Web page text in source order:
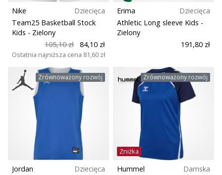
Nike
Dziecięca
Team25 Basketball Stock
Kids - Zielony
105,10 zł
84,10 zł
Ostatnia najniższa cena 81,60 zł
Erima
Dziecięca
Athletic Long sleeve Kids -
Zielony
191,80 zł
Zrównoważony rozwój
Jordan
Dziecięca
Zrównoważony rozwój
Zniżka
Hummel
Damska